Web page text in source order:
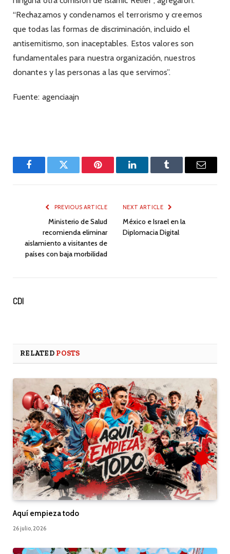
“Rechazamos y condenamos el terrorismo y creemos
que todas las formas de discriminación, incluido el
antisemitismo, son inaceptables. Estos valores son
fundamentales para nuestra organización, nuestros
donantes y las personas a las que servimos”.
Fuente: agenciaajn
FacebookTwitter Pinterest LinkedInTumblr Email
PREVIOUS ARTICLE
Ministerio de Salud
recomienda eliminar
aislamiento a visitantes de
países con baja morbilidad
NEXT ARTICLE
México e Israel en la
Diplomacia Digital
CDI
RELATED POSTS
Aquí empieza todo
26 julio, 2026